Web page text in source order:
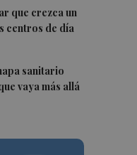
que crezca un
centros de día
sanitario
vaya más allá